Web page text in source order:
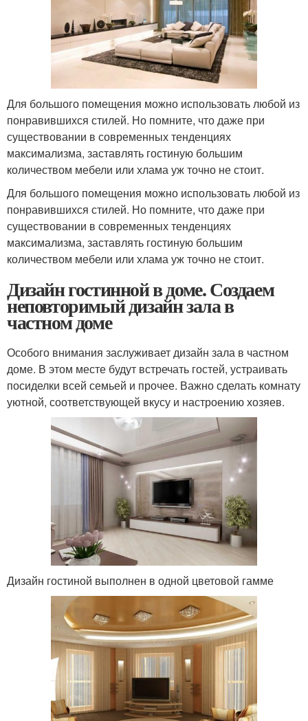
Для большого помещения можно использовать любой из
понравившихся стилей. Но помните, что даже при
существовании в современных тенденциях
максимализма, заставлять гостиную большим
количеством мебели или хлама уж точно не стоит.
Для большого помещения можно использовать любой из
понравившихся стилей. Но помните, что даже при
существовании в современных тенденциях
максимализма, заставлять гостиную большим
количеством мебели или хлама уж точно не стоит.
Дизайн гостинной в доме. Создаем
неповторимый дизайн зала в
частном доме
Особого внимания заслуживает дизайн зала в частном
доме. В этом месте будут встречать гостей, устраивать
посиделки всей семьей и прочее. Важно сделать комнату
уютной, соответствующей вкусу и настроению хозяев.
Дизайн гостиной выполнен в одной цветовой гамме